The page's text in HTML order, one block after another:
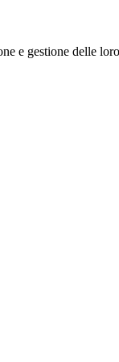
e gestione delle